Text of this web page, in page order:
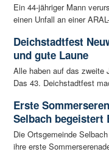
Ein 44-jähriger Mann
einen Unfall an einer
Deichstadtfest
und gute Laune
Alle haben auf das zweite
Das 43. Deichstadtfest
Erste
Selbach begeistert
Die Ortsgemeinde
ihre erste